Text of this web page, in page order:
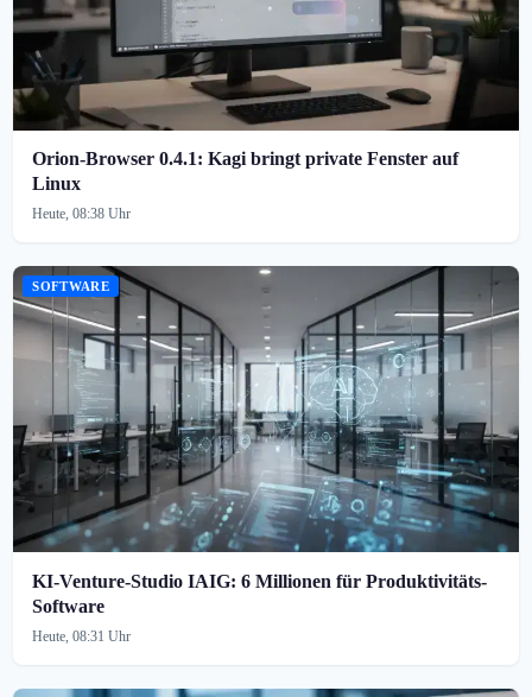
Orion-Browser 0.4.1: Kagi bringt private Fenster auf
Linux
Heute, 08:38 Uhr
SOFTWARE
KI-Venture-Studio IAIG: 6 Millionen für Produktivitäts-
Software
Heute, 08:31 Uhr